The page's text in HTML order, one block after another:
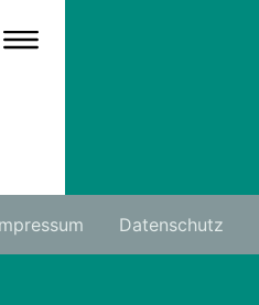
Datenschutz